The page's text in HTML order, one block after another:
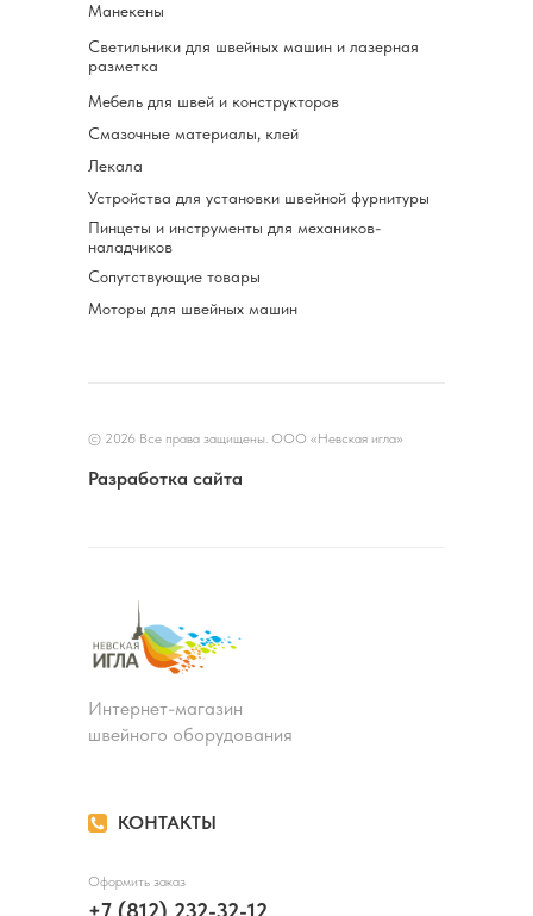
Светильники для швейных машин и лазерная
разметка
Смазочные материалы, клей
Мебель для швей и конструкторов
Манекены
Лекала
Устройства для установки швейной фурнитуры
Пинцеты и инструменты для механиков-
наладчиков
Сопутствующие товары
Моторы для швейных машин
© 2026 Все права защищены. ООО «Невская игла»
Разработка сайта
КОНТАКТЫ
Интернет-магазин
швейного оборудования
+7 (812) 232-32-12
Оформить заказ